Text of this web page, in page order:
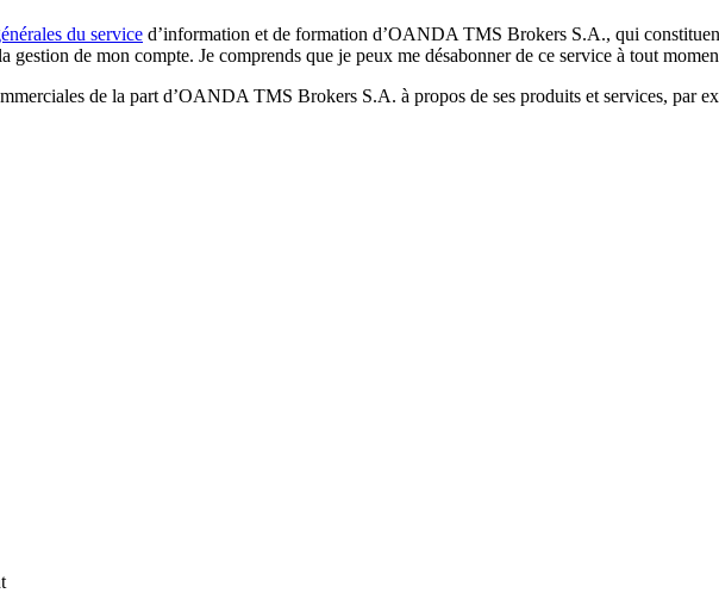
du service d’information et de formation d’OANDA TMS Brokers S.A., qui
gestion de mon compte. Je comprends que je peux me désabonner de ce service à tout
de la part d’OANDA TMS Brokers S.A. à propos de ses produits et services, par